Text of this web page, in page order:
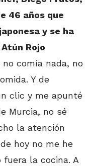
46 años que
y se ha
Rojo
comía nada, no
Y de
clic y me apunté
Murcia, no sé
la atención
hoy no me he
la cocina. A